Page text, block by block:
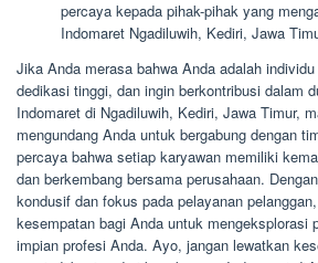
percaya kepada pihak-pihak yang
Indomaret Ngadiluwih, Kediri, Jawa
Jika Anda merasa bahwa Anda adalah
dedikasi tinggi, dan ingin berkontribusi dalam
Indomaret di Ngadiluwih, Kediri, Jawa Timur,
mengundang Anda untuk bergabung dengan
percaya bahwa setiap karyawan memiliki
dan berkembang bersama perusahaan.
kondusif dan fokus pada pelayanan
kesempatan bagi Anda untuk mengeksplorasi
impian profesi Anda. Ayo, jangan lewatkan